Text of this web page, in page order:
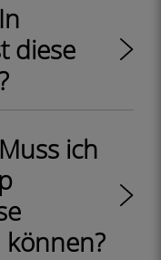
diese
ich